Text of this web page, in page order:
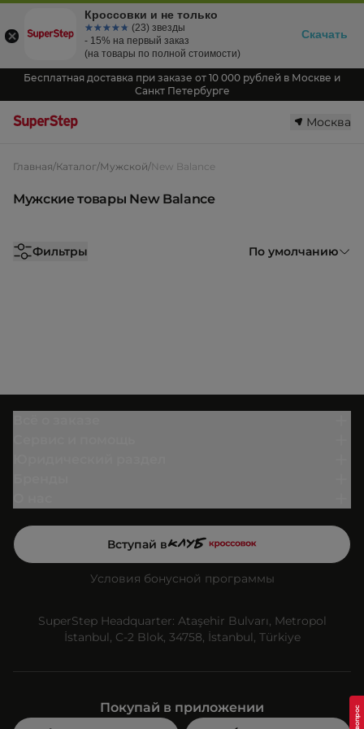
Бесплатная доставка при заказе от 10 000 рублей в Москве и
Санкт Петербурге
Москва
Главная/Каталог/Мужской/New Balance
Мужские товары New Balance
Фильтры По умолчанию
Вступай в
Условия бонусной программы
SuperStep Headquarter: Ataşehir Bulvarı, Metropol
İstanbul, C-2 Blok, 34758, İstanbul, Türkiye
Покупай в приложении
Кроссовки и не только
☆☆☆☆☆
★★★★★ (23) звезды
- 15% на первый заказ
(на товары по полной стоимости)
Скачать